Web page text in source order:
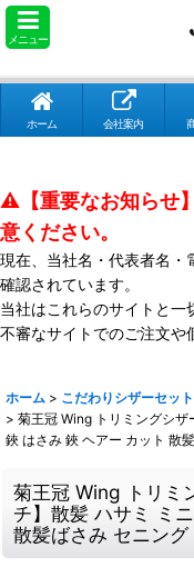
メニュー
ホーム 会社案内
⚠️【重要なお知らせ
意ください。
現在、当社名・代表者名・
確認されています。
当社はこれらのサイトと一
不審なサイトでのご注文や
ホーム > こだわりシザーセッ
> 菊王冠 Wing トリミングシザ
鋏 はさみ 鋏 ヘアー カット 散
菊王冠 Wing トリミ
チ】散髪 ハサミ ミ
散髪ばさみ セニン